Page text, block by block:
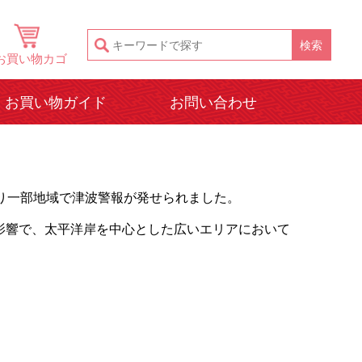
買い物カゴ
お買い物ガイド お問い合わせ
部地域で津波警報が発せられました。
で、太平洋岸を中心とした広いエリアにおいて